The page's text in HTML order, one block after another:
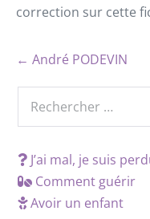
correction sur cette
← André PODEVIN
J’ai mal, je suis
Comment guérir
Avoir un enfant